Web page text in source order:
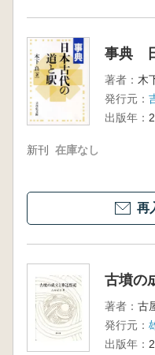
事典
著者： 木
発行元：
出版年：
新刊 在庫なし
再
古墳の
著者： 古
発行元：
出版年：